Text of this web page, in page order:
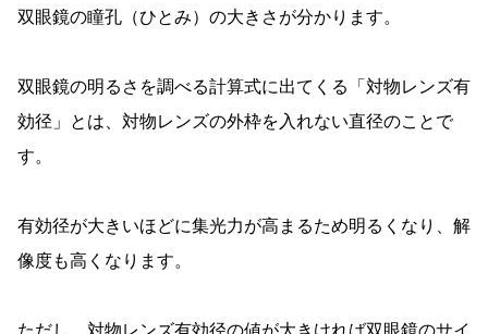
双眼鏡の瞳孔（ひとみ）の大きさが分かります。
双眼鏡の明るさを調べる計算式に出てくる「対物レンズ有
効径」とは、対物レンズの外枠を入れない直径のことで
す。
有効径が大きいほどに集光力が高まるため明るくなり、解
像度も高くなります。